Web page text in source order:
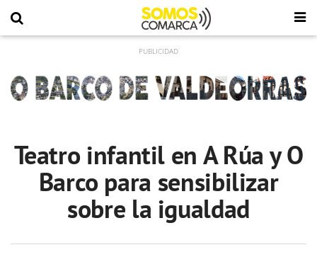
Teatro infantil en A Rúa y O
Barco para sensibilizar
sobre la igualdad